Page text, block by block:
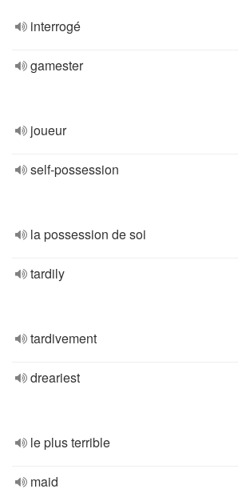
interrogé
gamester
joueur
self-possession
la possession de soi
tardily
tardivement
dreariest
le plus terrible
maid